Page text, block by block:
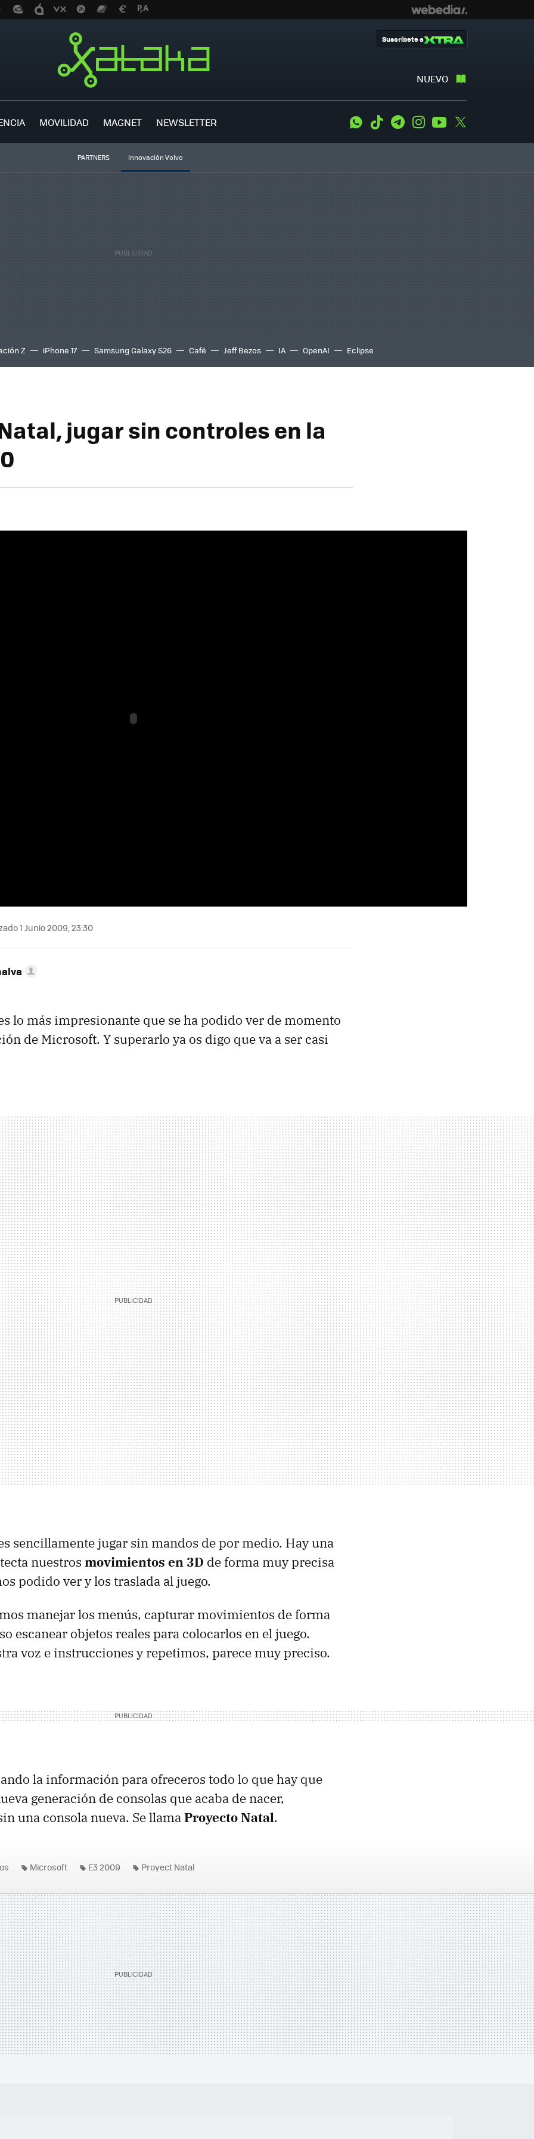
NUEVO
Suscríbete a
MOVILIDAD MAGNET NEWSLETTER WhatsApp
Tiktok TelegramInstagramYoutube
PARTNERS Innovación Volvo
Z iPhone 17 Samsung Galaxy S26 Café Jeff Bezos IA OpenAI Eclipse
jugar sin controles en la
1 Junio 2009, 23:30
lo más impresionante que se ha podido ver de momento
de Microsoft. Y superarlo ya os digo que va a ser casi
sencillamente jugar sin mandos de por medio. Hay una
nuestros movimientos en 3D de forma muy precisa
podido ver y los traslada al juego.
manejar los menús, capturar movimientos de forma
escanear objetos reales para colocarlos en el juego.
voz e instrucciones y repetimos, parece muy preciso.
la información para ofreceros todo lo que hay que
generación de consolas que acaba de nacer,
una consola nueva. Se llamaProyecto Natal.
Microsoft E3 2009 Proyect Natal